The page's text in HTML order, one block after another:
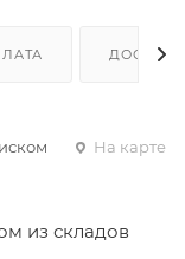
На карте
из складов